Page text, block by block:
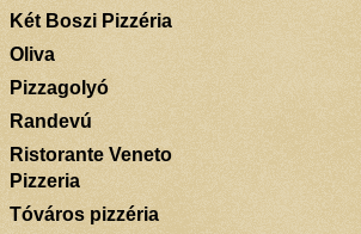
Két Boszi Pizzéria
Oliva
Pizzagolyó
Randevú
Ristorante Veneto
Pizzeria
Tóváros pizzéria